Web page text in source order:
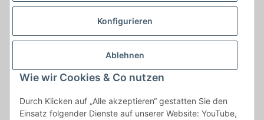
Konfigurieren
Ablehnen
Wie wir Cookies & Co nutzen
Durch Klicken auf „Alle akzeptieren“ gestatten Sie den
Einsatz folgender Dienste auf unserer Website: YouTube,
* * Lieferzeiten gelten ab Zahlungseingang und innerhalb
Deutschland.Irrtümer vorbehalten. Angaben zur